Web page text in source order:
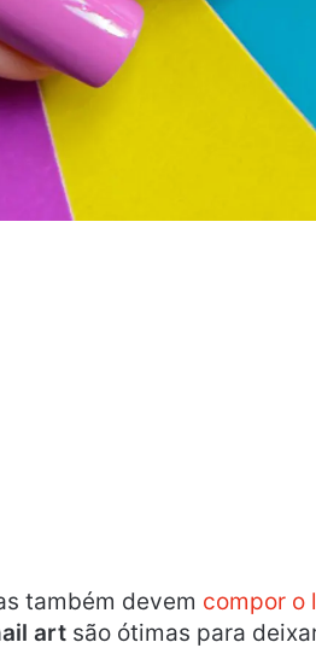
também devem compor o
art são ótimas para